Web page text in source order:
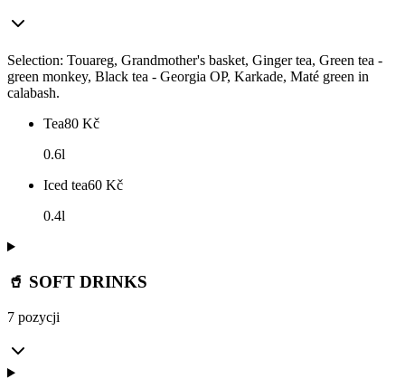
Selection: Touareg, Grandmother's basket, Ginger tea, Green tea -
green monkey, Black tea - Georgia OP, Karkade, Maté green in
calabash.
Tea80 Kč
0.6l
Iced tea60 Kč
0.4l
🥤 SOFT DRINKS
7 pozycji